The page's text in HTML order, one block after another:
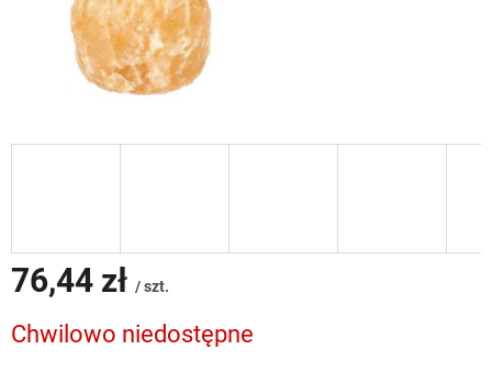
76,44 zł / szt.
jednostkowa:
Chwilowo niedostępne